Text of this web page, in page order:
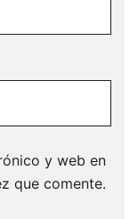
y web en
que comente.